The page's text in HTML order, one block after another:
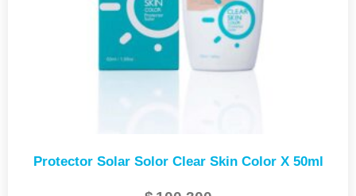
Protector Solar Solor Clear Skin Color X 50ml